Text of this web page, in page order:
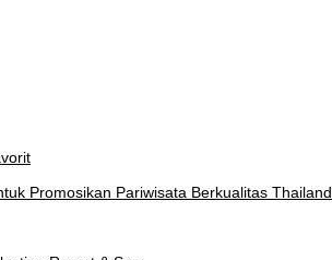
Promosikan Pariwisata Berkualitas Thailand